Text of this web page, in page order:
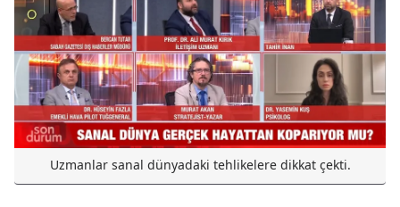
Uzmanlar sanal dünyadaki tehlikelere dikkat çekti.